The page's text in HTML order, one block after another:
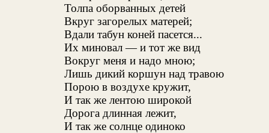
Толпа оборванных детей
Вкруг загорелых матерей;
Вдали табун коней пасется...
Их миновал — и тот же вид
Вокруг меня и надо мною;
Лишь дикий коршун над травою
Порою в воздухе кружит,
И так же лентою широкой
Дорога длинная лежит,
И так же солнце одиноко